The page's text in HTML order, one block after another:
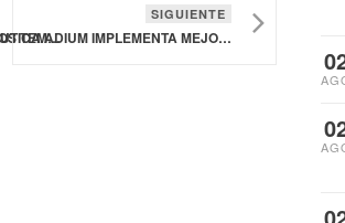
FARMAFORUM OFRECERÁ DIVERSOS TEMAS A CARTA
SIGUIENTE
FARMACÉUTICA ADIUM IMPLEMENTA MEJORAS EN EJES AMBIENTAL Y SOCIAL DE SUS PLANTAS DE TRABAJO